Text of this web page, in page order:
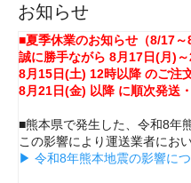
お知らせ
■夏季休業のお知らせ（8/17～
誠に勝手ながら 8月17日(月)
8月15日(土) 12時以降 のご注
8月21日(金) 以降 に順次発送
■熊本県で発生した、令和8年
この影響により運送業者にお
▶ 令和8年熊本地震の影響につ